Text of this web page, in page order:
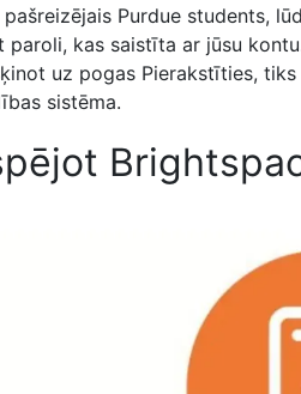
Purdue students,
paroli, kas saistīta ar jūsu
uz pogas Pierakstīties,
sistēma.